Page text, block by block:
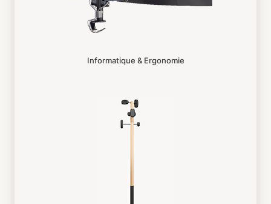
Informatique & Ergonomie